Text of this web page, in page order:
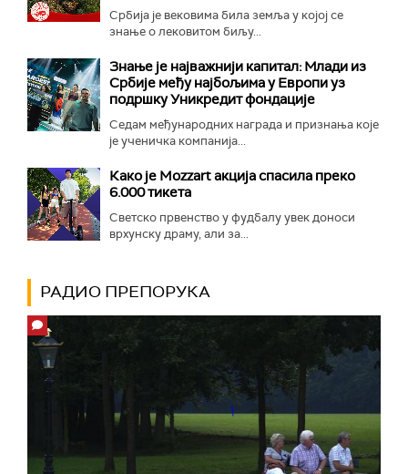
Србија је вековима била земља у којој се
знање о лековитом биљу...
Знање је најважнији капитал: Млади из
Србије међу најбољима у Европи уз
подршку Уникредит фондације
Седам међународних награда и признања које
је ученичка компанија...
Како је Mozzart акција спасила преко
6.000 тикета
Светско првенство у фудбалу увек доноси
врхунску драму, али за...
РАДИО ПРЕПОРУКА